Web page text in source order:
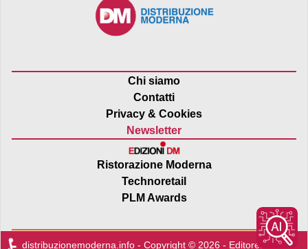
Chi siamo
Contatti
Privacy & Cookies
Newsletter
Ristorazione Moderna
Technoretail
PLM Awards
distribuzionemoderna.info - Copyright © 2026 - Editore:Edra